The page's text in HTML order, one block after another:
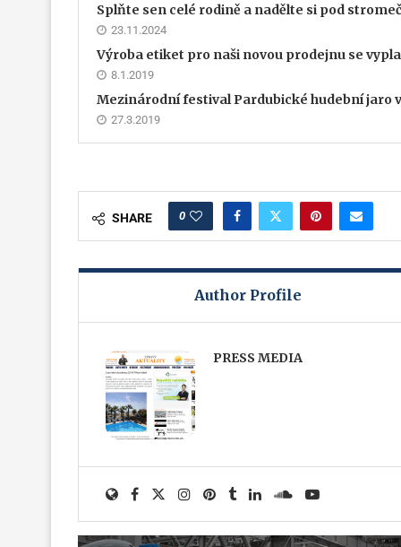
Splňte sen celé rodině a nadělte si pod
23.11.2024
Výroba etiket pro naši novou prodejnu se
8.1.2019
Mezinárodní festival Pardubické hudební jaro
27.3.2019
SHARE 0
Author Profile
PRESS MEDIA